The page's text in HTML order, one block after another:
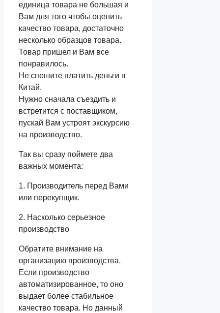
единица товара не большая и
Вам для того чтобы оценить
качество товара, достаточно
несколько образцов товара.
Товар пришел и Вам все
понравилось.
Не спешите платить деньги в
Китай.
Нужно сначала съездить и
встретится с поставщиком,
пускай Вам устроят экскурсию
на производство.
Так вы сразу поймете два
важных момента:
1. Производитель перед Вами
или перекупщик.
2. Насколько серьезное
производство
Обратите внимание на
организацию производства.
Если производство
автоматизированное, то оно
выдает более стабильное
качество товара. Но данный